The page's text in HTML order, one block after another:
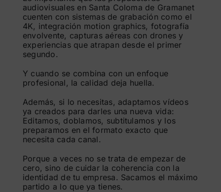
audiovisuales en Santa Coloma de Gramanet
cuenten con sistemas de grabación como el
4K, integración motion graphics, fotografía
envolvente, capturas aéreas con drones y
experiencias que atrapan desde el primer
segundo.
Y cuando se combina con un enfoque
profesional, la calidad deja huella.
Además, si lo necesitas, adaptamos vídeos
ya creados para darles una nueva vida:
Editamos, doblamos, subtitulamos y los
preparamos en el formato exacto que
necesita cada canal.
Porque a veces no se trata de empezar de
cero, sino de cuidar la coherencia con la
identidad de tu empresa. Sacamos el máximo
partido a lo que ya tienes.